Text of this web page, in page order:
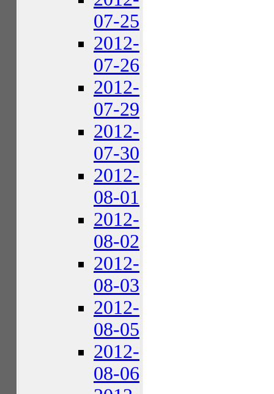
07-25
2012-
07-26
2012-
07-29
2012-
07-30
2012-
08-01
2012-
08-02
2012-
08-03
2012-
08-05
2012-
08-06